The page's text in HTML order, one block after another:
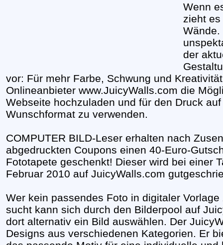
Wenn
zieht
Wände.
der
vor: Für mehr Farbe, Schwung und
Onlineanbieter www.JuicyWalls.com die
Webseite hochzuladen und für den Druck
Wunschformat zu verwenden.
COMPUTER BILD-Leser erhalten nach
abgedruckten Coupons einen 40-Euro-
Fototapete geschenkt! Dieser wird bei einer
Februar 2010 auf JuicyWalls.com
Wer kein passendes Foto in digitaler
sucht kann sich durch den Bilderpool auf
dort alternativ ein Bild auswählen. Der
Designs aus verschiedenen Kategorien. Er